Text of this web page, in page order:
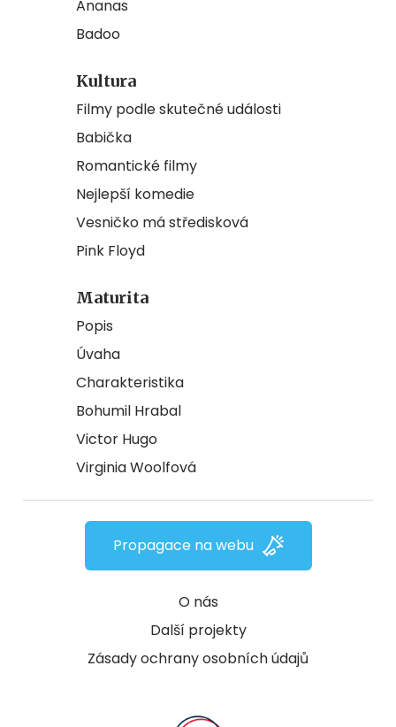
Ananas
Badoo
Kultura
Filmy podle skutečné události
Babička
Romantické filmy
Nejlepší komedie
Vesničko má středisková
Pink Floyd
Maturita
Popis
Úvaha
Charakteristika
Bohumil Hrabal
Victor Hugo
Virginia Woolfová
O nás
Další projekty
Zásady ochrany osobních údajů
Propagace na webu